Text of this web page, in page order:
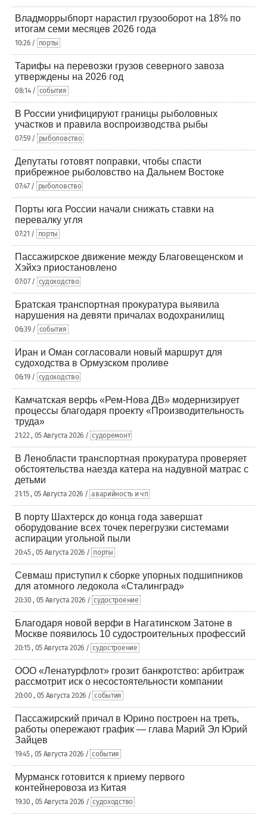
Владморрыбпорт нарастил грузооборот на 18% по
итогам семи месяцев 2026 года
10:26 / порты
Тарифы на перевозки грузов северного завоза
утверждены на 2026 год
08:14 / события
В России унифицируют границы рыболовных
участков и правила воспроизводства рыбы
07:59 / рыболовство
Депутаты готовят поправки, чтобы спасти
прибрежное рыболовство на Дальнем Востоке
07:47 / рыболовство
Порты юга России начали снижать ставки на
перевалку угля
07:21 / порты
Пассажирское движение между Благовещенском и
Хэйхэ приостановлено
07:07 / судоходство
Братская транспортная прокуратура выявила
нарушения на девяти причалах водохранилищ
06:39 / события
Иран и Оман согласовали новый маршрут для
судоходства в Ормузском проливе
06:19 / судоходство
Камчатская верфь «Рем-Нова ДВ» модернизирует
процессы благодаря проекту «Производительность
труда»
21:22 , 05 Августа 2026 / судоремонт
В Ленобласти транспортная прокуратура проверяет
обстоятельства наезда катера на надувной матрас с
детьми
21:15 , 05 Августа 2026 / аварийность и чп
В порту Шахтерск до конца года завершат
оборудование всех точек перегрузки системами
аспирации угольной пыли
20:45 , 05 Августа 2026 / порты
Севмаш приступил к сборке упорных подшипников
для атомного ледокола «Сталинград»
20:30 , 05 Августа 2026 / судостроение
Благодаря новой верфи в Нагатинском Затоне в
Москве появилось 10 судостроительных профессий
20:15 , 05 Августа 2026 / судостроение
ООО «Ленатурфлот» грозит банкротство: арбитраж
рассмотрит иск о несостоятельности компании
20:00 , 05 Августа 2026 / события
Пассажирский причал в Юрино построен на треть,
работы опережают график — глава Марий Эл Юрий
Зайцев
19:45 , 05 Августа 2026 / события
Мурманск готовится к приему первого
контейнеровоза из Китая
19:30 , 05 Августа 2026 / судоходство